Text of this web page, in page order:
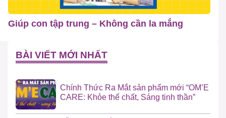
Giúp con tập trung – Không cần la mắng
BÀI VIẾT MỚI NHẤT
Chính Thức Ra Mắt sản phẩm mới “OM’E
CARE: Khỏe thể chất, Sáng tinh thần”